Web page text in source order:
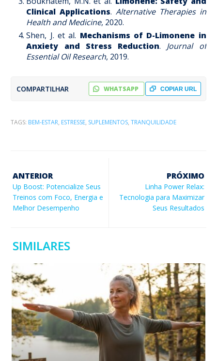
Clinical Applications. Alternative Therapies in
Health and Medicine, 2020.
Shen, J. et al. Mechanisms of D-Limonene in
Anxiety and Stress Reduction. Journal of
Essential Oil Research, 2019.
COMPARTILHAR COPIAR URL
WHATSAPP
TAGS: BEM-ESTAR, ESTRESSE, SUPLEMENTOS,TRANQUILIDADE
ANTERIOR
Up Boost: Potencialize Seus
Treinos com Foco, Energia e
Melhor Desempenho
PRÓXIMO
Linha Power Relax:
Tecnologia para Maximizar
Seus Resultados
SIMILARES